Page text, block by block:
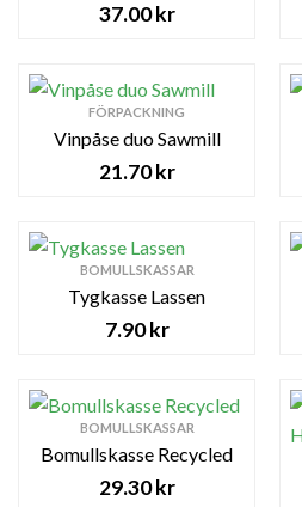
37.00kr
FÖRPACKNING
Vinpåse duo Sawmill
21.70kr
BOMULLSKASSAR
Tygkasse Lassen
7.90kr
BOMULLSKASSAR
Bomullskasse Recycled
29.30kr